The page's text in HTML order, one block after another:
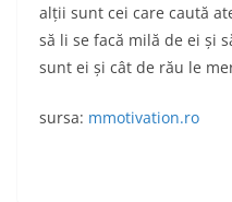
alții sunt cei care caută
să li se facă milă de ei și
sunt ei și cât de rău le
sursa: mmotivation.ro